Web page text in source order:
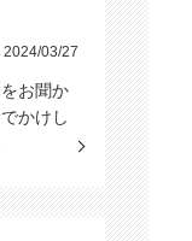
2024/03/27
お聞か
かけし